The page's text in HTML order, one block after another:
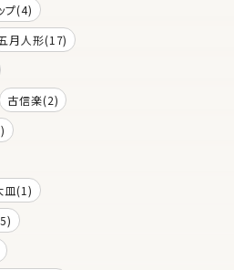
プ(4)
月人形(17)
古信楽(2)
皿(1)